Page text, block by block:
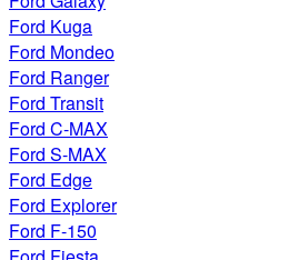
Ford Kuga
Ford Mondeo
Ford Ranger
Ford Transit
Ford C-MAX
Ford S-MAX
Ford Edge
Ford Explorer
Ford F-150